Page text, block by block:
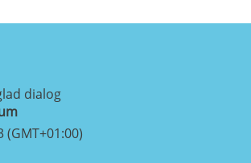
dialog
(GMT+01:00)